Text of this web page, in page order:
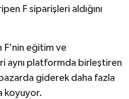
F siparişleri aldığını
F'nin eğitim ve
aynı platformda birleştiren
pazarda giderek daha fazla
koyuyor.